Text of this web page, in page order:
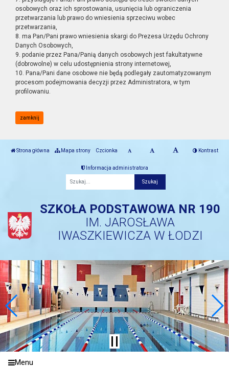
osobowych oraz ich sprostowania, usunięcia lub ograniczenia
przetwarzania lub prawo do wniesienia sprzeciwu wobec
przetwarzania,
8. ma Pan/Pani prawo wniesienia skargi do Prezesa Urzędu Ochrony
Danych Osobowych,
9. podanie przez Pana/Panią danych osobowych jest fakultatywne
(dobrowolne) w celu udostępnienia strony internetowej,
10. Pana/Pani dane osobowe nie będą podlegały zautomatyzowanym
procesom podejmowania decyzji przez Administratora, w tym
profilowaniu.
zamknij
Strona główna Mapa strony Czcionka Kontrast
Informacja administratora
SZKOŁA PODSTAWOWA NR 190
IM. JAROSŁAWA
IWASZKIEWICZA W ŁODZI
Menu